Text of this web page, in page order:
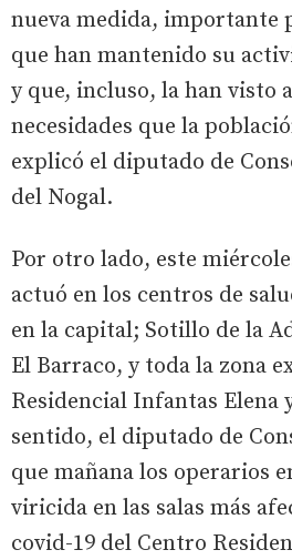
nueva medida, importante
que han mantenido su
y que, incluso, la han visto
necesidades que la
explicó el diputado de
del Nogal.
Por otro lado, este
actuó en los centros de
en la capital; Sotillo de la
El Barraco, y toda la zona
Residencial Infantas Elena
sentido, el diputado de
que mañana los operarios
viricida en las salas más
covid-19 del Centro